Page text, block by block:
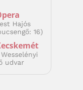
Hajós
16)
udvar